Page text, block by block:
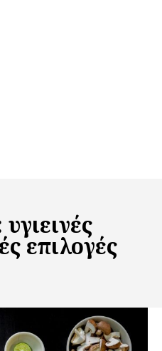
υγιεινές
επιλογές